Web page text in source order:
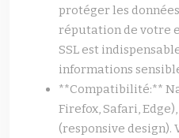
protéger les
réputation de votre
SSL est
informations
**Compatibilité:**
Firefox, Safari,
(responsive design).